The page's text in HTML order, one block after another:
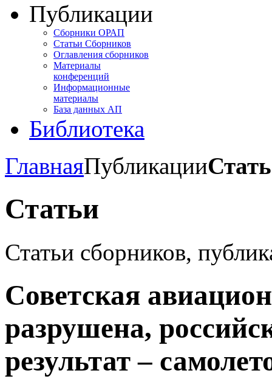
Публикации
Сборники ОРАП
Статьи Сборников
Оглавления сборников
Материалы
конференций
Информационные
материалы
База данных АП
Библиотека
ГлавнаяПубликации
Статьи
Статьи сборников,
Советская
разрушена,
результат –